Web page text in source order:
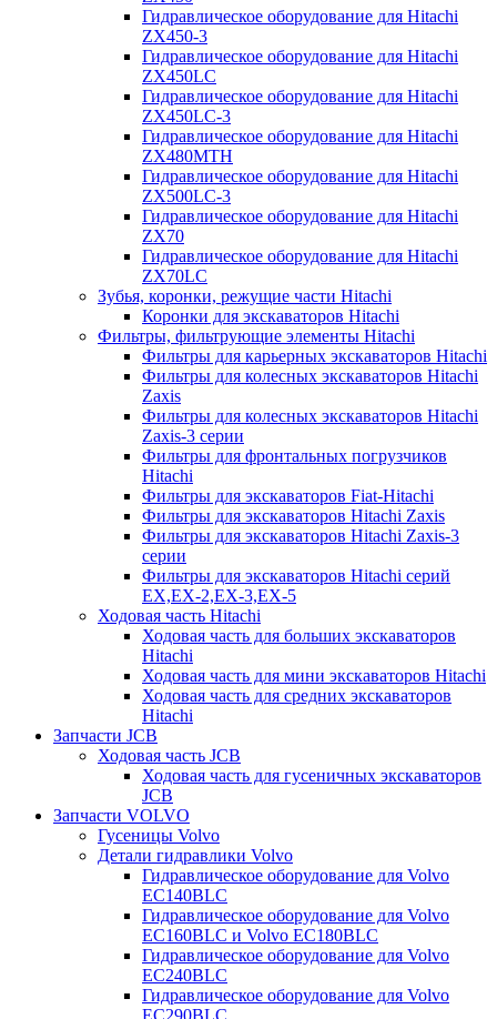
Гидравлическое оборудование для Hitachi
ZX450-3
Гидравлическое оборудование для Hitachi
ZX450LC
Гидравлическое оборудование для Hitachi
ZX450LC-3
Гидравлическое оборудование для Hitachi
ZX480MTH
Гидравлическое оборудование для Hitachi
ZX500LC-3
Гидравлическое оборудование для Hitachi
ZX70
Гидравлическое оборудование для Hitachi
ZX70LC
Зубья, коронки, режущие части Hitachi
Коронки для экскаваторов Hitachi
Фильтры, фильтрующие элементы Hitachi
Фильтры для карьерных экскаваторов Hitachi
Фильтры для колесных экскаваторов Hitachi
Zaxis
Фильтры для колесных экскаваторов Hitachi
Zaxis-3 серии
Фильтры для фронтальных погрузчиков
Hitachi
Фильтры для экскаваторов Fiat-Hitachi
Фильтры для экскаваторов Hitachi Zaxis
Фильтры для экскаваторов Hitachi Zaxis-3
серии
Фильтры для экскаваторов Hitachi серий
EX,EX-2,EX-3,EX-5
Ходовая часть Hitachi
Ходовая часть для больших экскаваторов
Hitachi
Ходовая часть для мини экскаваторов Hitachi
Ходовая часть для средних экскаваторов
Hitachi
Запчасти JCB
Ходовая часть JCB
Ходовая часть для гусеничных экскаваторов
JCB
Запчасти VOLVO
Гусеницы Volvo
Детали гидравлики Volvo
Гидравлическое оборудование для Volvo
EC140BLC
Гидравлическое оборудование для Volvo
EC160BLC и Volvo EC180BLC
Гидравлическое оборудование для Volvo
EC240BLC
Гидравлическое оборудование для Volvo
EC290BLC